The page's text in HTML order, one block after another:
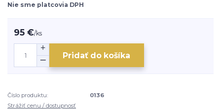
Nie sme platcovia DPH
95 €/ks
Pridať do košíka
Číslo produktu:
0136
Strážiť cenu / dostupnosť